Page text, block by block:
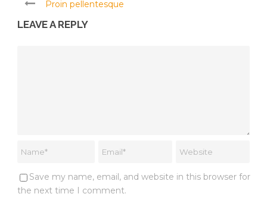
Proin pellentesque
LEAVE A REPLY
Save my name, email, and website in this browser for
the next time I comment.